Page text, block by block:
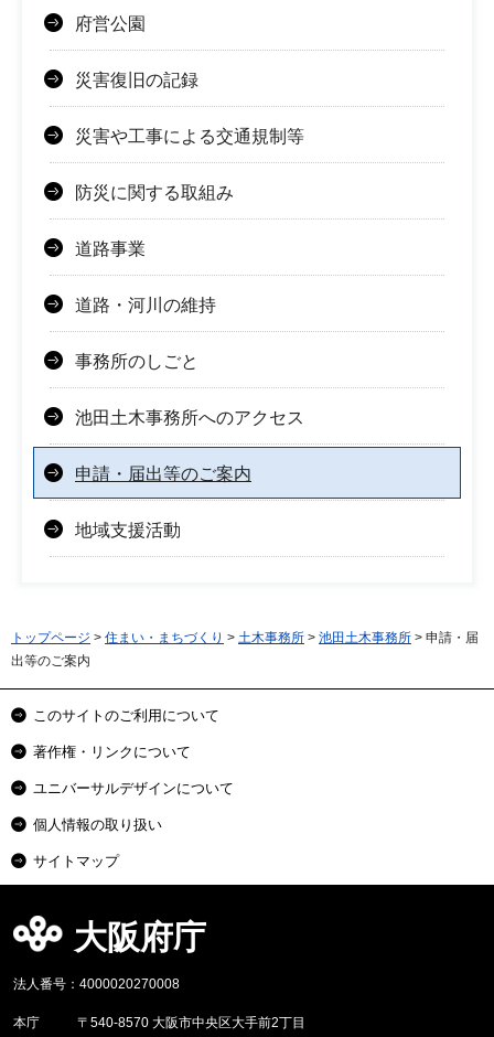
府営公園
災害復旧の記録
災害や工事による交通規制等
防災に関する取組み
道路事業
道路・河川の維持
事務所のしごと
池田土木事務所へのアクセス
申請・届出等のご案内
地域支援活動
トップページ > 住まい・まちづくり > 土木事務所 > 池田土木事務所 > 申請・届
出等のご案内
このサイトのご利用について
著作権・リンクについて
ユニバーサルデザインについて
個人情報の取り扱い
サイトマップ
大阪府庁
法人番号：4000020270008
本庁 〒540-8570 大阪市中央区大手前2丁目